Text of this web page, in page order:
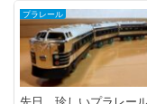
プラレール